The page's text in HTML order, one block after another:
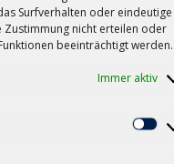
Surfverhalten oder eindeutige
Zustimmung nicht erteilen oder
beeinträchtigt werden.
Immer aktiv
als im
von 2016 (16